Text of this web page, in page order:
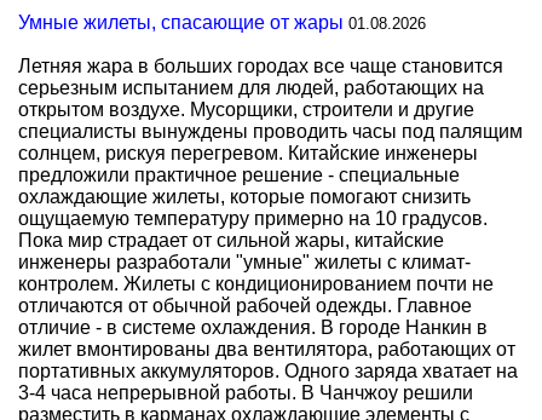
Умные жилеты, спасающие от жары 01.08.2026
Летняя жара в больших городах все чаще становится
серьезным испытанием для людей, работающих на
открытом воздухе. Мусорщики, строители и другие
специалисты вынуждены проводить часы под палящим
солнцем, рискуя перегревом. Китайские инженеры
предложили практичное решение - специальные
охлаждающие жилеты, которые помогают снизить
ощущаемую температуру примерно на 10 градусов.
Пока мир страдает от сильной жары, китайские
инженеры разработали "умные" жилеты с климат-
контролем. Жилеты с кондиционированием почти не
отличаются от обычной рабочей одежды. Главное
отличие - в системе охлаждения. В городе Нанкин в
жилет вмонтированы два вентилятора, работающих от
портативных аккумуляторов. Одного заряда хватает на
3-4 часа непрерывной работы. В Чанчжоу решили
разместить в карманах охлаждающие элементы с